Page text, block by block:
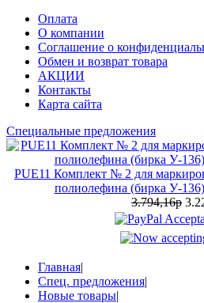
Оплата
О компании
Соглашение о
Обмен и возврат товара
АКЦИИ
Контакты
Карта сайта
Специальные предложения
PUE11 Комплект № 2 для
полиолефина (бирка У-
3.794,16р
Главная|
Спец. предложения|
Новые товары|